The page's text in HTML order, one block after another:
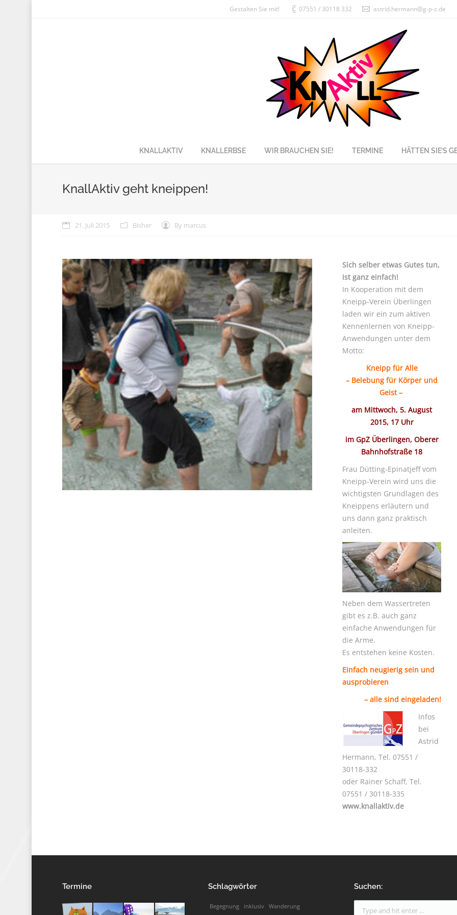
Gestalten Sie mit! 07551 / 30118 332 astrid.hermann@g-p-z.de
KNALLAKTIV KNALLERBSE WIR BRAUCHEN SIE! TERMINE HÄTTEN SIE’S
KnallAktiv geht kneippen!
21. Juli 2015 Bisher By marcus
Sich selber etwas Gutes tun,
ist ganz einfach!
In Kooperation mit dem
Kneipp-Verein Überlingen
laden wir ein zum aktiven
Kennenlernen von Kneipp-
Anwendungen unter dem
Motto:
Kneipp für Alle
– Belebung für Körper und
Geist –
am Mittwoch, 5. August
2015, 17 Uhr
im GpZ Überlingen, Oberer
Bahnhofstraße 18
Frau Dütting-Epinatjeff vom
Kneipp-Verein wird uns die
wichtigsten Grundlagen des
Kneippens erläutern und
uns dann ganz praktisch
anleiten.
Neben dem Wassertreten
gibt es z.B. auch ganz
einfache Anwendungen für
die Arme.
Es entstehen keine Kosten.
Einfach neugierig sein und
ausprobieren
– alle sind eingeladen!
Infos
bei
Astrid
Hermann, Tel. 07551 /
30118-332
oder Rainer Schaff, Tel.
07551 / 30118-335
www.knallaktiv.de
Termine Schlagwörter
Begegnung inklusiv Wanderung
Suchen: